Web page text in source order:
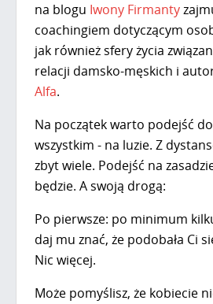
na blogu Iwony Firmanty
coachingiem dotyczącym
jak również sfery życia
relacji damsko-męskich i
Alfa.
Na początek warto podejść
wszystkim - na luzie. Z
zbyt wiele. Podejść na
będzie. A swoją drogą:
Po pierwsze: po minimum
daj mu znać, że podobała Ci
Nic więcej.
Może pomyślisz, że kobiecie